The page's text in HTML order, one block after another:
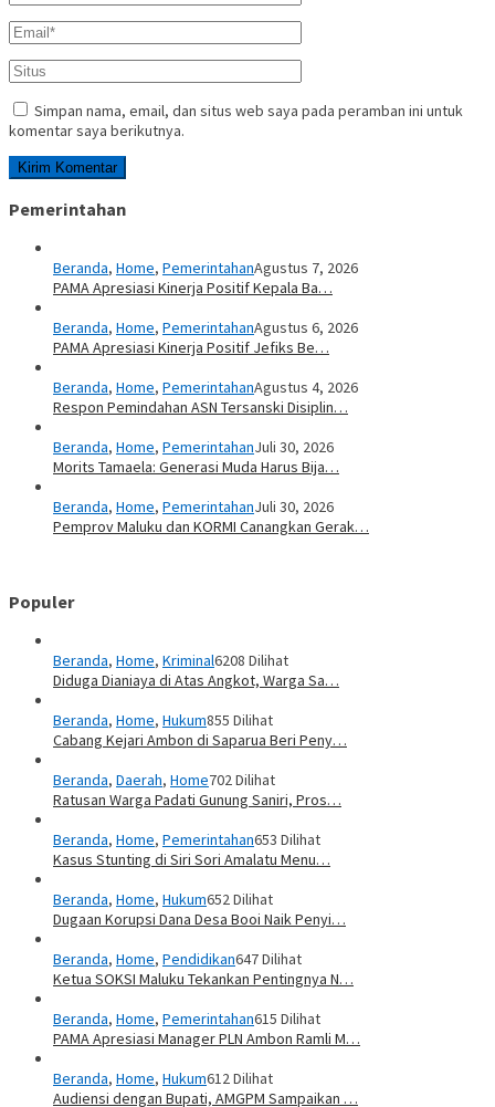
Simpan nama, email, dan situs web saya pada peramban ini untuk
komentar saya berikutnya.
Pemerintahan
Beranda, Home, PemerintahanAgustus 7, 2026
PAMA Apresiasi Kinerja Positif Kepala Ba…
Beranda, Home, PemerintahanAgustus 6, 2026
PAMA Apresiasi Kinerja Positif Jefiks Be…
Beranda, Home, PemerintahanAgustus 4, 2026
Respon Pemindahan ASN Tersanski Disiplin…
Beranda, Home, PemerintahanJuli 30, 2026
Morits Tamaela: Generasi Muda Harus Bija…
Beranda, Home, PemerintahanJuli 30, 2026
Pemprov Maluku dan KORMI Canangkan Gerak…
Populer
Beranda, Home, Kriminal6208 Dilihat
Diduga Dianiaya di Atas Angkot, Warga Sa…
Beranda, Home, Hukum855 Dilihat
Cabang Kejari Ambon di Saparua Beri Peny…
Beranda, Daerah, Home702 Dilihat
Ratusan Warga Padati Gunung Saniri, Pros…
Beranda, Home, Pemerintahan653 Dilihat
Kasus Stunting di Siri Sori Amalatu Menu…
Beranda, Home, Hukum652 Dilihat
Dugaan Korupsi Dana Desa Booi Naik Penyi…
Beranda, Home, Pendidikan647 Dilihat
Ketua SOKSI Maluku Tekankan Pentingnya N…
Beranda, Home, Pemerintahan615 Dilihat
PAMA Apresiasi Manager PLN Ambon Ramli M…
Beranda, Home, Hukum612 Dilihat
Audiensi dengan Bupati, AMGPM Sampaikan …